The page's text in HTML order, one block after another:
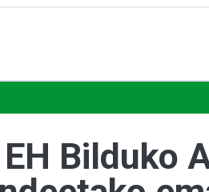
Bilduko